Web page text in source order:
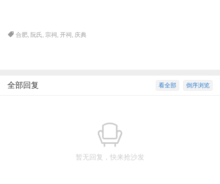
合肥, 阮氏, 宗祠 ,开祠 , 庆典
倒序浏览
看全部
全部回复
暂无回复，快来抢沙发